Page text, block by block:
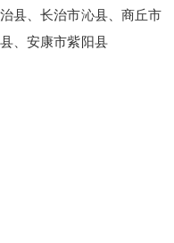
县、长治市沁县、商丘市
、安康市紫阳县